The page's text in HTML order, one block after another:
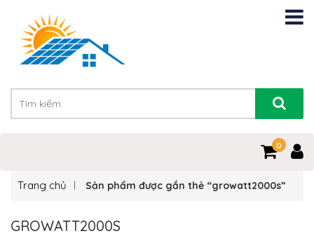
0
Trang chủ Sản phẩm được gắn thẻ “growatt2000s”
GROWATT2000S